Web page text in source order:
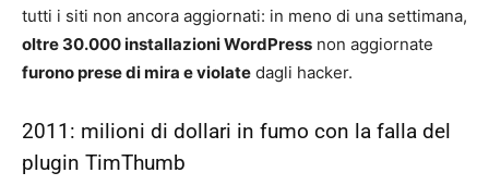
tutti i siti non ancora aggiornati: in meno di una settimana,
oltre 30.000 installazioni WordPress non aggiornate
furono prese di mira e violate dagli hacker.
2011: milioni di dollari in fumo con la falla del
plugin TimThumb